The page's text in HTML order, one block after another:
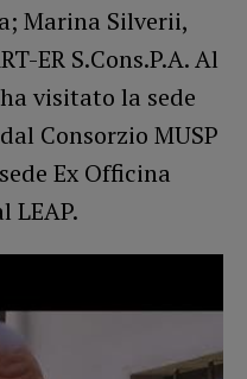
Marina Silverii,
ER S.Cons.P.A. Al
visitato la sede
Consorzio MUSP
Ex Officina
LEAP.